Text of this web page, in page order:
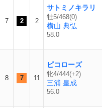
7 2 2
サトミノキラリ
牡5/468(0)
横山 典弘
58.0
8 7 11
ピコローズ
牝4/444(+2)
三浦 皇成
56.0